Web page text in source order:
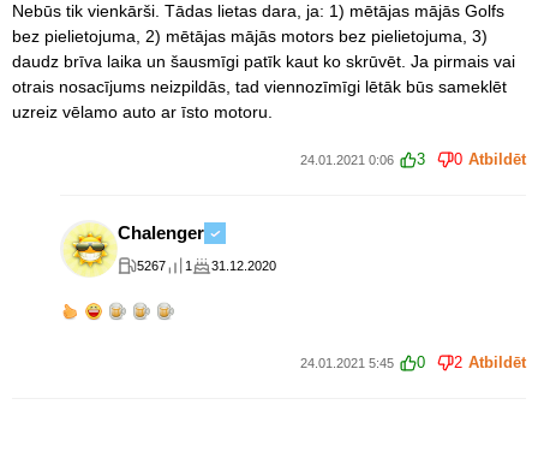
Nebūs tik vienkārši. Tādas lietas dara, ja: 1) mētājas mājās Golfs
bez pielietojuma, 2) mētājas mājās motors bez pielietojuma, 3)
daudz brīva laika un šausmīgi patīk kaut ko skrūvēt. Ja pirmais vai
otrais nosacījums neizpildās, tad viennozīmīgi lētāk būs sameklēt
uzreiz vēlamo auto ar īsto motoru.
24.01.2021 0:06 3 0 Atbildēt
Chalenger
5267 1 31.12.2020
24.01.2021 5:45 0 2 Atbildēt